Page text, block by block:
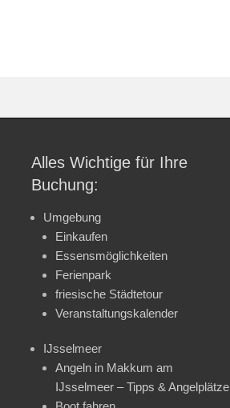
Alles Wichtige für Ihre
Buchung:
Umgebung
Einkaufen
Essensmöglichkeiten
Ferienpark
friesische Städtetour
Veranstaltungskalender
IJsselmeer
Angeln in Makkum am
IJsselmeer – Tipps & Angelplätze